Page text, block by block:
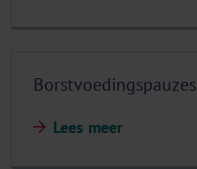
Borstvoedingspauzes
Lees meer